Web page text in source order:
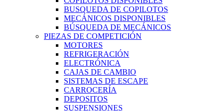
BUSQUEDA DE COPILOTOS
MECÁNICOS DISPONIBLES
BÚSQUEDA DE MECÁNICOS
PIEZAS DE COMPETICIÓN
MOTORES
REFRIGERACIÓN
ELECTRÓNICA
CAJAS DE CAMBIO
SISTEMAS DE ESCAPE
CARROCERÍA
DEPOSITOS
SUSPENSIONES